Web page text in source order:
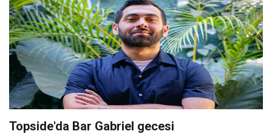
Topside'da Bar Gabriel gecesi